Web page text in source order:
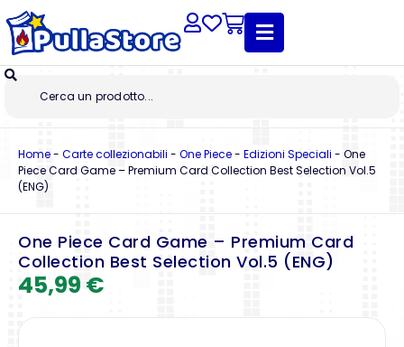
Home- Carte collezionabili - One Piece- Edizioni Speciali - One
Piece Card Game – Premium Card Collection Best Selection Vol.5
(ENG)
One Piece Card Game – Premium Card
Collection Best Selection Vol.5 (ENG)
45,99 €